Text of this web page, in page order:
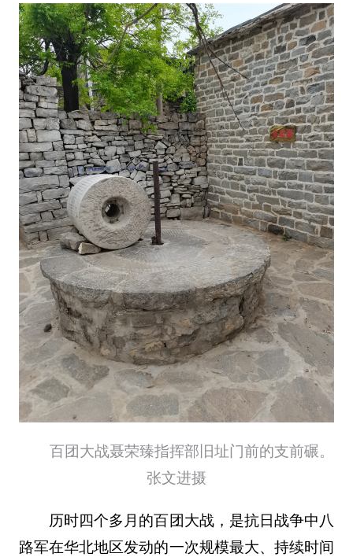
百团大战聂荣臻指挥部旧址门前的支前碾。
张文进摄
历时四个多月的百团大战，是抗日战争中八
路军在华北地区发动的一次规模最大、持续时间